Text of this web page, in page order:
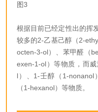
图3
根据目前已经定性出的挥
较多的2-乙基己醇（2-
octen-3-ol）、苯甲醛（
exen-1-ol）等物质，
l）、1-壬醇（1-nonanol
（1-hexanol）等物质。